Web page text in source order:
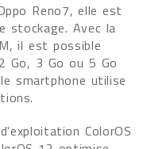
Reno7, elle est
stockage. Avec la
il est possible
Go, 3 Go ou 5 Go
smartphone utilise
ColorOS